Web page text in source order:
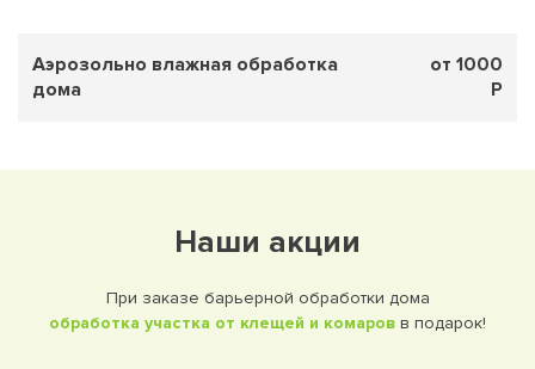
Аэрозольно влажная обработка
дома
от 1000
Р
Наши акции
При заказе барьерной обработки дома
обработка участка от клещей и комаров в подарок!